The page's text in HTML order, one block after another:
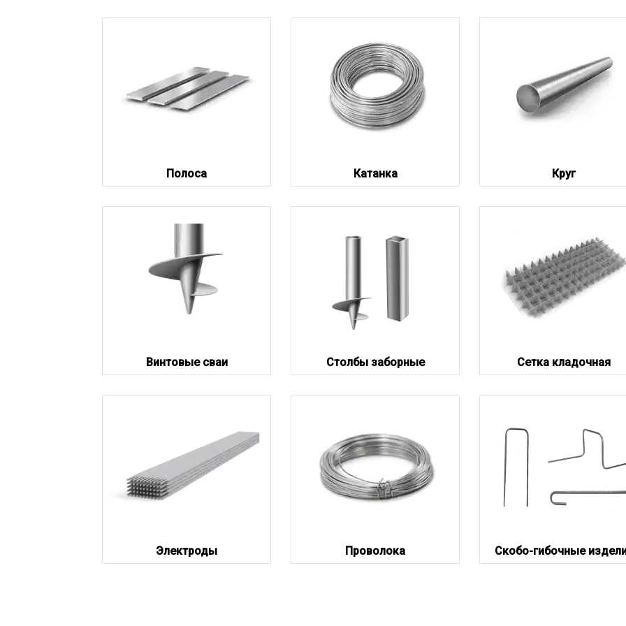
Полоса Катанка Круг
Винтовые сваи Столбы заборные Сетка кладочная
Электроды Проволока Скобо-гибочные